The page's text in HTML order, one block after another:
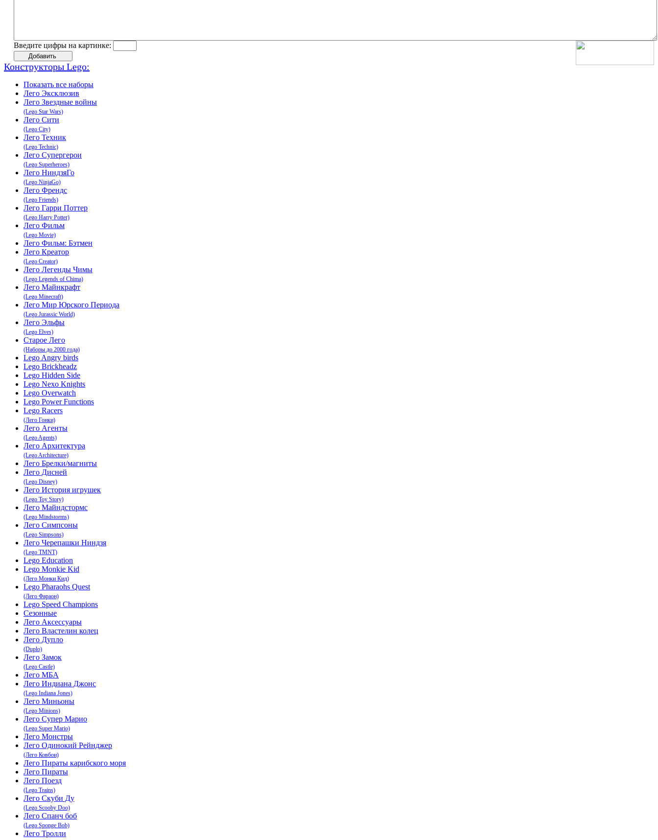
Введите цифры на картинке:
Конструкторы Lego:
Показать все наборы
Лего Эксклюзив
Лего Звeздные войны
(Lego Star Wars)
Лего Сити
(Lego City)
Лего Техник
(Lego Technic)
Лего Супергерои
(Lego Superheroes)
Лего НиндзяГо
(Lego NinjaGo)
Лего Френдс
(Lego Friends)
Лего Гарри Поттер
(Lego Harry Potter)
Лего Фильм
(Lego Movie)
Лего Фильм: Бэтмен
Лего Креатор
(Lego Creator)
Лего Легенды Чимы
(Lego Legends of Chima)
Лего Майнкрафт
(Lego Minecraft)
Лего Мир Юрского Периода
(Lego Jurassic World)
Лего Эльфы
(Lego Elves)
Старое Лего
(Наборы до 2000 года)
Lego Angry birds
Lego Brickheadz
Lego Hidden Side
Lego Nexo Knights
Lego Overwatch
Lego Power Functions
Lego Racers
(Лего Гонки)
Лего Агенты
(Lego Agents)
Лего Архитектура
(Lego Architecture)
Лего Брелки/магниты
Лего Дисней
(Lego Disney)
Лего История игрушек
(Lego Toy Story)
Лего Майндстормс
(Lego Mindstorms)
Лего Симпсоны
(Lego Simpsons)
Лего Черепашки Ниндзя
(Lego TMNT)
Lego Education
Lego Monkie Kid
(Лего Монки Кид)
Lego Pharaohs Quest
(Лего Фараон)
Lego Speed Champions
Сезонные
Лего Аксессуары
Лего Властелин колец
Лего Дупло
(Duplo)
Лего Замок
(Lego Castle)
Лего МБА
Лего Индиана Джонс
(Lego Indiana Jones)
Лего Миньоны
(Lego Minions)
Лего Супер Марио
(Lego Super Mario)
Лего Монстры
Лего Одинокий Рейнджер
(Лего Ковбои)
Лего Пираты карибского моря
Лего Пираты
Лего Поезд
(Lego Trains)
Лего Скуби Ду
(Lego Scooby Doo)
Лего Спанч боб
(Lego Sponge Bob)
Лего Тролли